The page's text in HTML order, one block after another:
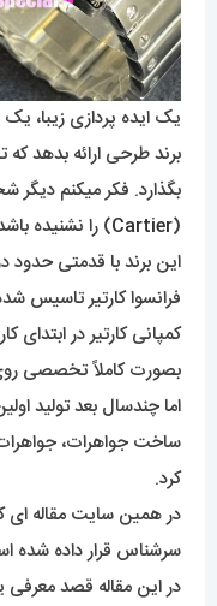
یک ایده پردازی زیبا،
برند طرحی ارائه بدهد
بگذارد. فکر میکنم دیگر
(
Cartier) را نشنیده
فرانسوا کارتیر تاسیس
کمپانی کارتیر در
بصورت کاملاً تخصصی
اما چندسال بعد تولید
ساخت جواهرات،
کرد.
در همین سایت مقاله ای
سرشناس قرار داده شده
در این مقاله قصد